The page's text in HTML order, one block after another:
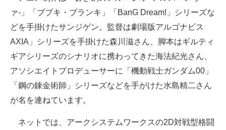
ァ-」「ブブキ・ブランキ」「BanG Dream!」シリーズな
どを手掛けたサンジゲン。監督は劇場版アルゴナビス
AXIA」シリーズを手掛けた森川滋さん、脚本はギルティ
ギアシリーズのシナリオに携わってきた海法紀光さん、
アソシエイトプロデューサーに「機動戦士ガンダム00」
「鋼の錬金術師」シリーズなどを手がけた水島精二さん
が名を連ねています。
ネットでは、アークシステムワークスの2D対戦型格闘